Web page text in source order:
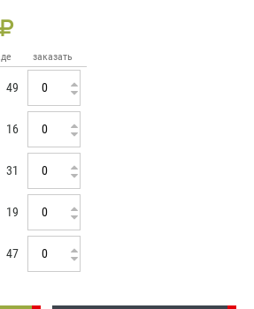
заказать
49
16
31
19
47